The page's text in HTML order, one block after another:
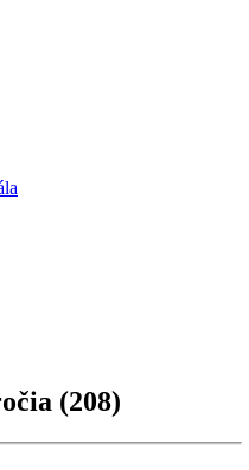
(208)